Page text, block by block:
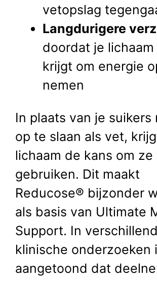
vetopslag
Langdurigere
doordat je
krijgt om energie
nemen
In plaats van je suikers
op te slaan als vet,
lichaam de kans om
gebruiken. Dit maakt
Reducose® bijzonder
als basis van Ultimate
Support. In
klinische onderzoeken
aangetoond dat